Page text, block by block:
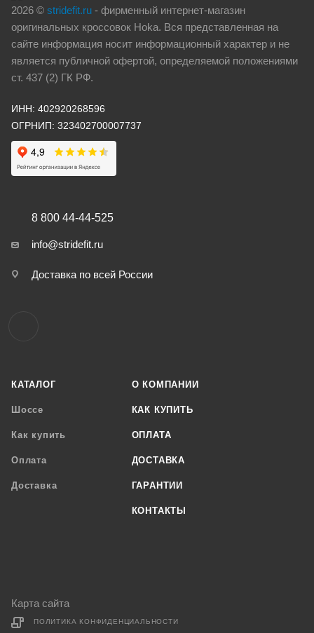
2026 © stridefit.ru - фирменный интернет-магазин
оригинальных кроссовок Hoka. Вся представленная на
сайте информация носит информационный характер и не
является публичной офертой, определяемой положениями
ст. 437 (2) ГК РФ.
ИНН: 402920268596
ОГРНИП: 323402700007737
КАТАЛОГ
Шоссе
Как купить
Оплата
Доставка
О КОМПАНИИ
КАК КУПИТЬ
ОПЛАТА
ДОСТАВКА
ГАРАНТИИ
КОНТАКТЫ
8 800 44-44-525
info@stridefit.ru
Доставка по всей России
Карта сайта
ПОЛИТИКА КОНФИДЕНЦИАЛЬНОСТИ